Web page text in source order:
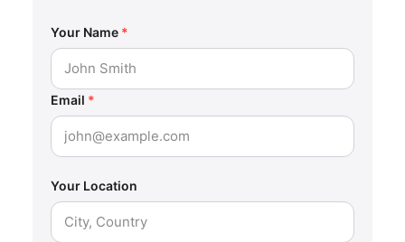
Your Name *
Email *
Your Location